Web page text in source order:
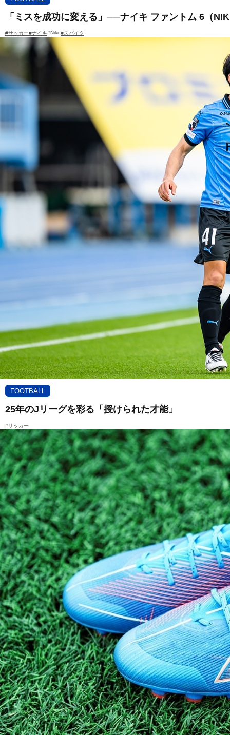
「ミスを成功に変える」──ナイキ ファントム 6（
#サッカー#ナイキ#Nike#スパイク
FOOTBALL
25年のJリーグを彩る「授けられた才能」
#サッカー